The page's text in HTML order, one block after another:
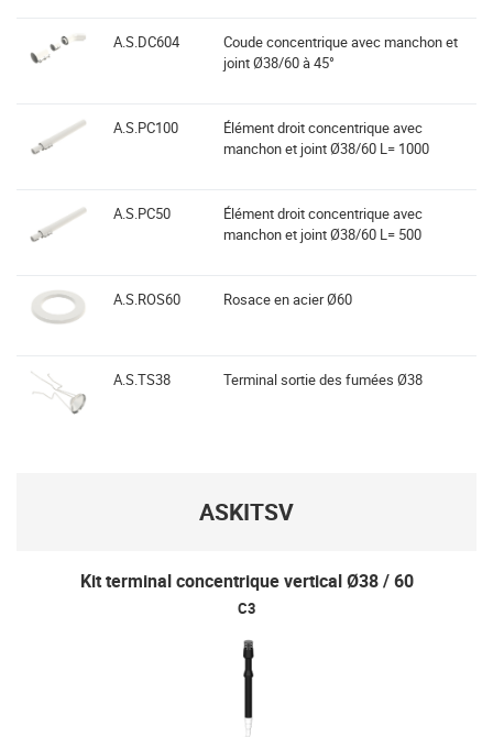
A.S.DC604
Coude concentrique avec manchon et
joint Ø38/60 à 45°
A.S.PC100
Élément droit concentrique avec
manchon et joint Ø38/60 L= 1000
A.S.PC50
Élément droit concentrique avec
manchon et joint Ø38/60 L= 500
A.S.ROS60 Rosace en acier Ø60
A.S.TS38 Terminal sortie des fumées Ø38
ASKITSV
Kit terminal concentrique vertical Ø38 / 60
C3